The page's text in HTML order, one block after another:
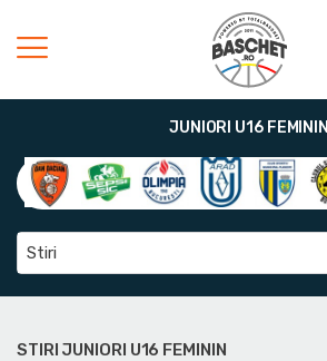
JUNIORI U16 FEMININ
Stiri
STIRI JUNIORI U16 FEMININ